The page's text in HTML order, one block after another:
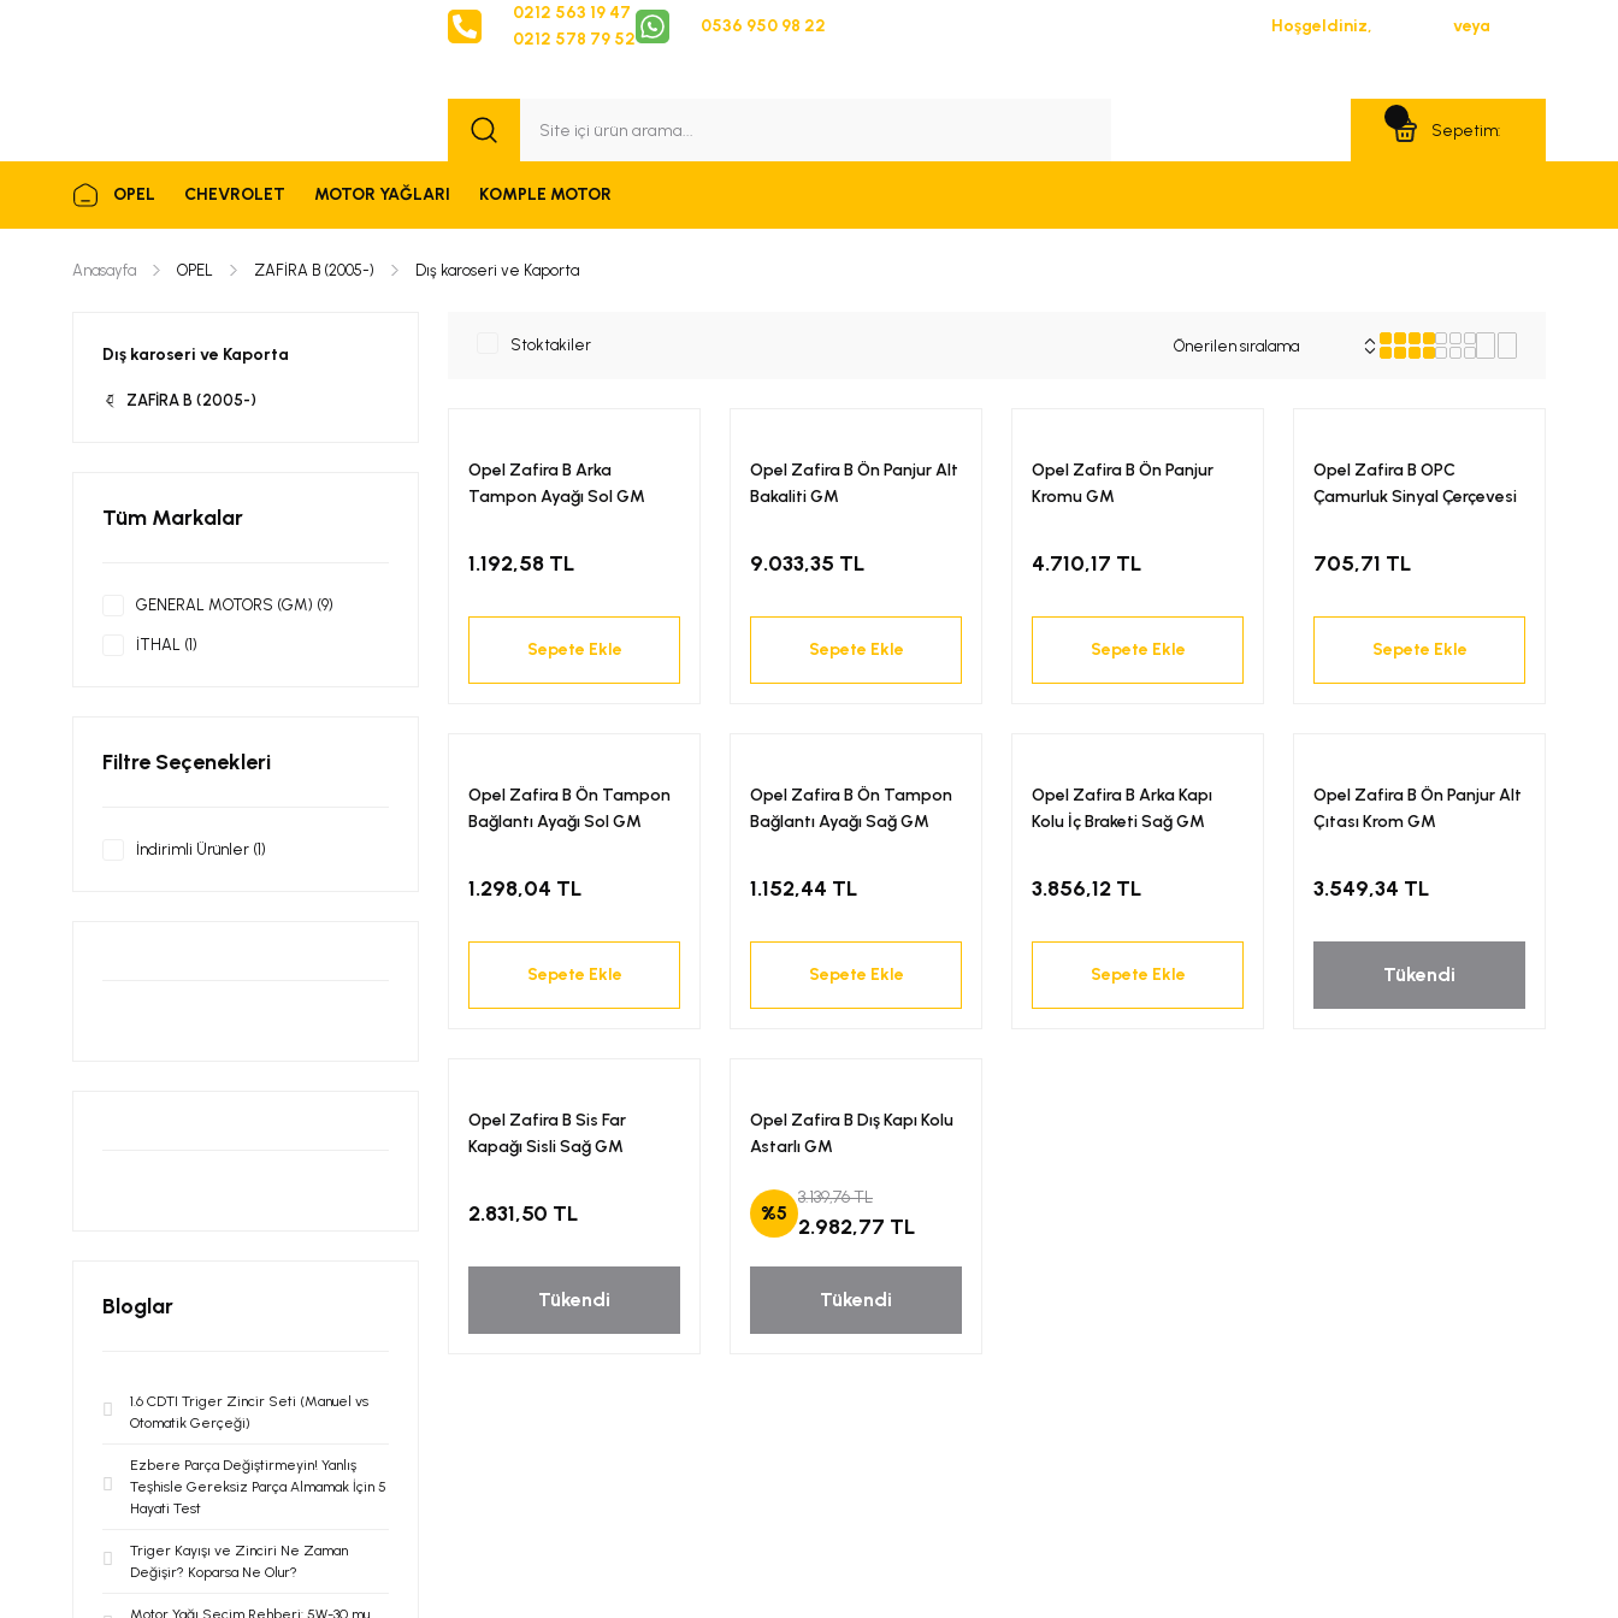
0212 563 19 47
0212 578 79 52
0536 950 98 22 Hoşgeldiniz, veya
Sepetim:
OPEL CHEVROLET MOTOR YAĞLARI KOMPLE MOTOR
Anasayfa OPEL ZAFİRA B (2005-) Dış karoseri ve Kaporta
Dış karoseri ve Kaporta
ZAFİRA B (2005-)
Tüm Markalar
GENERAL MOTORS (GM) (9)
İTHAL (1)
Filtre Seçenekleri
İndirimli Ürünler (1)
Bloglar
1.6 CDTI Triger Zincir Seti (Manuel vs
Otomatik Gerçeği)
Ezbere Parça Değiştirmeyin! Yanlış
Teşhisle Gereksiz Parça Almamak İçin 5
Hayati Test
Triger Kayışı ve Zinciri Ne Zaman
Değişir? Koparsa Ne Olur?
Motor Yağı Seçim Rehberi: 5W-30 mu
Stoktakiler
Opel Zafira B Arka
Tampon Ayağı Sol GM
1.192,58 TL
Sepete Ekle
Opel Zafira B Ön Panjur Alt
Bakaliti GM
9.033,35 TL
Sepete Ekle
Opel Zafira B Ön Panjur
Kromu GM
4.710,17 TL
Sepete Ekle
Opel Zafira B OPC
Çamurluk Sinyal Çerçevesi
705,71 TL
Sepete Ekle
Opel Zafira B Ön Tampon
Bağlantı Ayağı Sol GM
1.298,04 TL
Sepete Ekle
Opel Zafira B Ön Tampon
Bağlantı Ayağı Sağ GM
1.152,44 TL
Sepete Ekle
Opel Zafira B Arka Kapı
Kolu İç Braketi Sağ GM
3.856,12 TL
Sepete Ekle
Opel Zafira B Ön Panjur Alt
Çıtası Krom GM
3.549,34 TL
Tükendi
Opel Zafira B Sis Far
Kapağı Sisli Sağ GM
2.831,50 TL
Tükendi
Opel Zafira B Dış Kapı Kolu
Astarlı GM
%5
3.139,76 TL
2.982,77 TL
Tükendi